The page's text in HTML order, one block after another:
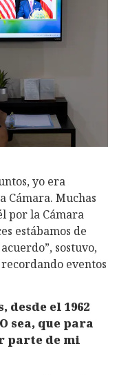
yo era
Cámara. Muchas
por la Cámara
estábamos de
sostuvo,
eventos
desde el 1962
sea, que para
parte de mi